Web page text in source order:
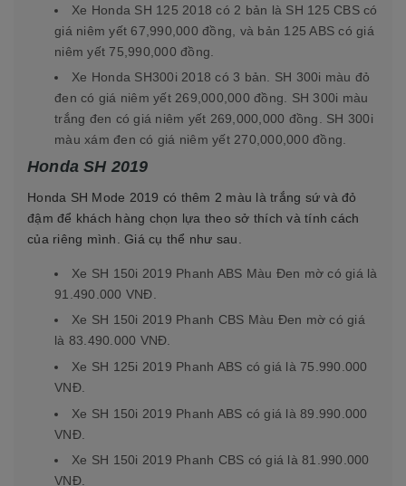
Xe Honda SH 125 2018 có 2 bản là SH 125 CBS có
giá niêm yết 67,990,000 đồng, và bản 125 ABS có giá
niêm yết 75,990,000 đồng.
Xe Honda SH300i 2018 có 3 bản. SH 300i màu đỏ
đen có giá niêm yết 269,000,000 đồng. SH 300i màu
trắng đen có giá niêm yết 269,000,000 đồng. SH 300i
màu xám đen có giá niêm yết 270,000,000 đồng.
Honda SH 2019
Honda SH Mode 2019 có thêm 2 màu là trắng sứ và đỏ
đậm để khách hàng chọn lựa theo sở thích và tính cách
của riêng mình. Giá cụ thể như sau.
Xe SH 150i 2019 Phanh ABS Màu Đen mờ có giá là
91.490.000 VNĐ.
Xe SH 150i 2019 Phanh CBS Màu Đen mờ có giá
là 83.490.000 VNĐ.
Xe SH 125i 2019 Phanh ABS có giá là 75.990.000
VNĐ.
Xe SH 150i 2019 Phanh ABS có giá là 89.990.000
VNĐ.
Xe SH 150i 2019 Phanh CBS có giá là 81.990.000
VNĐ.